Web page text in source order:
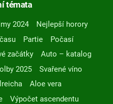
témata
2024
Nejlepší horory
Partie
Počasí
začátky
Auto – katalog
2025
Svařené víno
Aloe vera
Výpočet ascendentu